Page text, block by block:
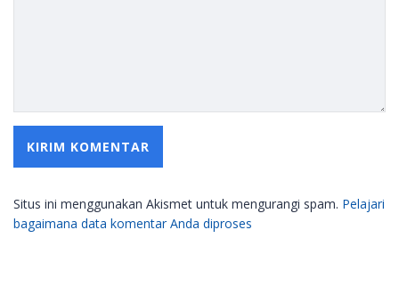
Situs ini menggunakan Akismet untuk mengurangi spam. Pelajari
bagaimana data komentar Anda diproses